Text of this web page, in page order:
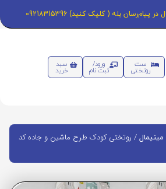
پیام‌رسان بله ( کلیک کنید) 09218315396
ست
روتختی
ورود/
ثبت نام
سبد
خرید
/ روتختی کودک طرح ماشین و جاده کد